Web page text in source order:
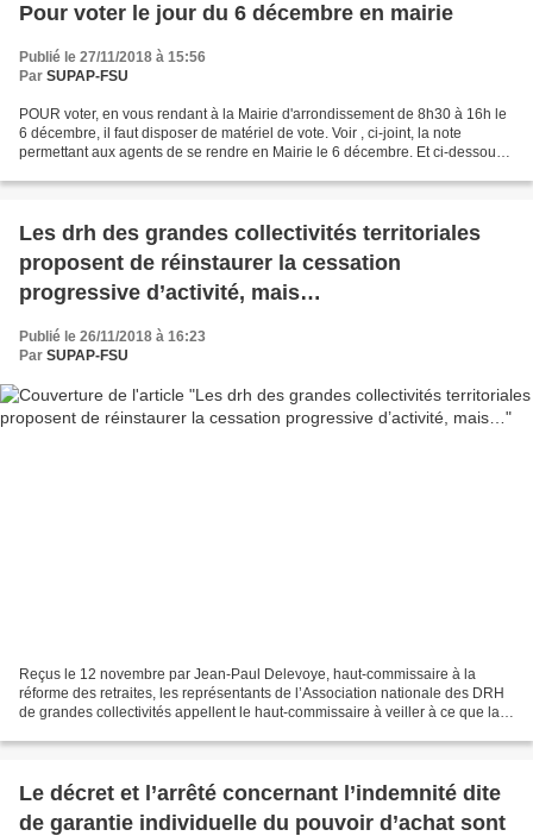
Pour voter le jour du 6 décembre en mairie
Publié le 27/11/2018 à 15:56
Par SUPAP-FSU
POUR voter, en vous rendant à la Mairie d'arrondissement de 8h30 à 16h le
6 décembre, il faut disposer de matériel de vote. Voir , ci-joint, la note
permettant aux agents de se rendre en Mairie le 6 décembre. Et ci-dessous
Les drh des grandes collectivités territoriales
proposent de réinstaurer la cessation
progressive d’activité, mais…
Publié le 26/11/2018 à 16:23
Par SUPAP-FSU
Reçus le 12 novembre par Jean-Paul Delevoye, haut-commissaire à la
réforme des retraites, les représentants de l’Association nationale des DRH
de grandes collectivités appellent le haut-commissaire à veiller à ce que la
Le décret et l’arrêté concernant l’indemnité dite
de garantie individuelle du pouvoir d’achat sont